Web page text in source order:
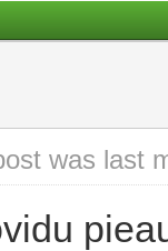
was last